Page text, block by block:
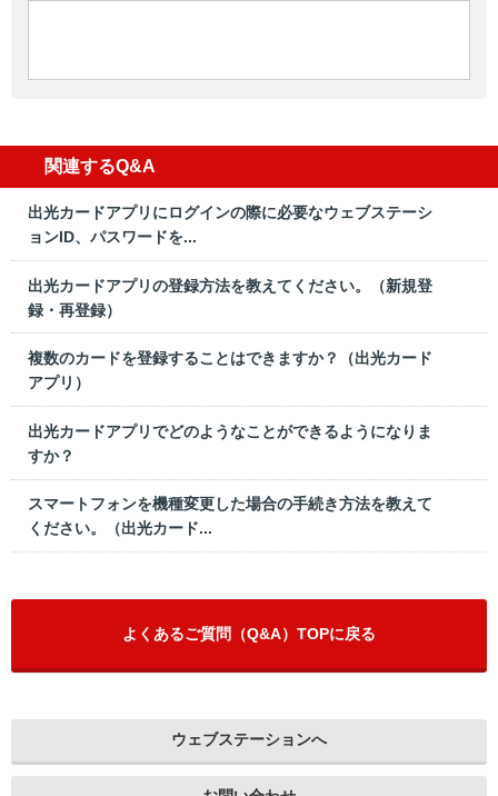
関連するQ&A
出光カードアプリにログインの際に必要なウェブステーシ
ョンID、パスワードを...
出光カードアプリの登録方法を教えてください。（新規登
録・再登録）
複数のカードを登録することはできますか？（出光カード
アプリ）
出光カードアプリでどのようなことができるようになりま
すか？
スマートフォンを機種変更した場合の手続き方法を教えて
ください。（出光カード...
よくあるご質問（Q&A）TOPに戻る
ウェブステーションへ